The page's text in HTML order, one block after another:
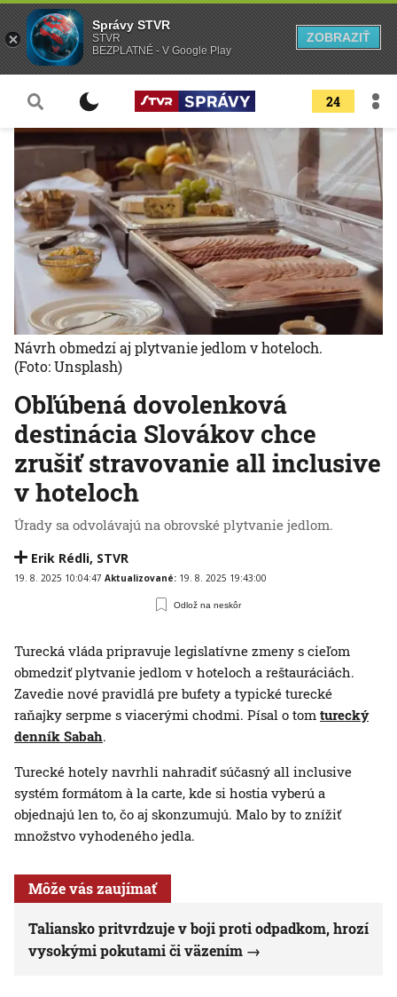
24
Obľúbená dovolenková
destinácia Slovákov chce
zrušiť stravovanie all inclusive
v hoteloch
Úrady sa odvolávajú na obrovské plytvanie jedlom.
Erik Rédli, STVR
19. 8. 2025 10:04:47 Aktualizované: 19. 8. 2025 19:43:00
Odlož na neskôr
Návrh obmedzí aj plytvanie jedlom v hoteloch.
(Foto: Unsplash)
Turecká vláda pripravuje legislatívne zmeny s cieľom
obmedziť plytvanie jedlom v hoteloch a reštauráciách.
Zavedie nové pravidlá pre bufety a typické turecké
raňajky serpme s viacerými chodmi. Písal o tom turecký
denník Sabah.
Turecké hotely navrhli nahradiť súčasný all inclusive
systém formátom à la carte, kde si hostia vyberú a
objednajú len to, čo aj skonzumujú. Malo by to znížiť
množstvo vyhodeného jedla.
Môže vás zaujímať
Taliansko pritvrdzuje v boji proti odpadkom, hrozí
vysokými pokutami či väzením
Správy STVR
STVR
BEZPLATNÉ - V Google Play
ZOBRAZIŤ